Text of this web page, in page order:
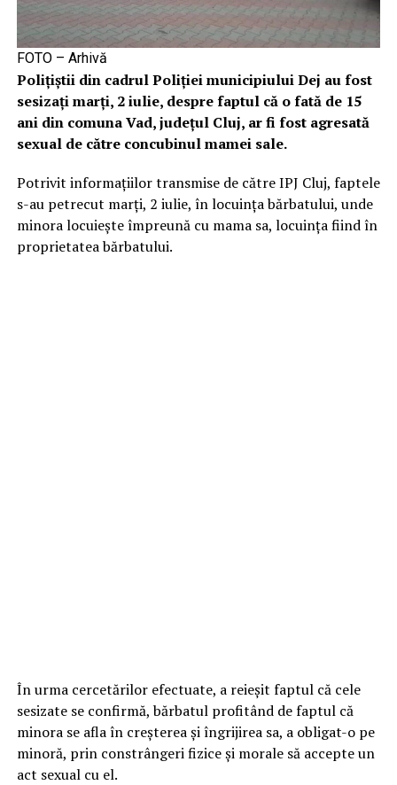
FOTO – Arhivă
Poliţiştii din cadrul Poliţiei municipiului Dej au fost
sesizaţi marți, 2 iulie, despre faptul că o fată de 15
ani din comuna Vad, judeţul Cluj, ar fi fost agresată
sexual de către concubinul mamei sale.
Potrivit informațiilor transmise de către IPJ Cluj, faptele
s-au petrecut marți, 2 iulie, în locuinţa bărbatului, unde
minora locuieşte împreună cu mama sa, locuinţa fiind în
proprietatea bărbatului.
În urma cercetărilor efectuate, a reieşit faptul că cele
sesizate se confirmă, bărbatul profitând de faptul că
minora se afla în creşterea şi îngrijirea sa, a obligat-o pe
minoră, prin constrângeri fizice şi morale să accepte un
act sexual cu el.